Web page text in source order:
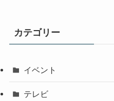
カテゴリー
イベント
テレビ